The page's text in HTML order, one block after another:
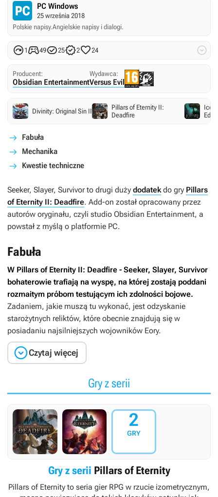
PC Windows
25 września 2018
Polskie napisy.Angielskie napisy i dialogi.
14925224 
Producent:
Obsidian Entertainment
Wydawca:
Versus Evil
Divinity: Original Sin II
Pillars of Eternity II:
Deadfire
Fabuła
Mechanika
Kwestie techniczne
Seeker, Slayer, Survivorto drugi duży dodatekdo gry Pillars
of Eternity II: Deadfire. Add-on został opracowany przez
autorów oryginału, czyli studio Obsidian Entertainment, a
powstał z myślą o platformie PC.
Fabuła
W Pillars of Eternity II: Deadfire - Seeker, Slayer, Survivor
bohaterowie trafiają na wyspę, na której zostają poddani
rozmaitym próbom testującym ich zdolności bojowe.
Zadaniem, jakie muszą tu wykonać, jest odzyskanie
starożytnych reliktów, które obecnie znajdują się w
posiadaniu najsilniejszych wojowników Eory.
Czytaj więcej
Gry z serii
2
GRY
Gry z serii Pillars of Eternity
Pillars of Eternity to seria gier RPG w rzucie izometrycznym,